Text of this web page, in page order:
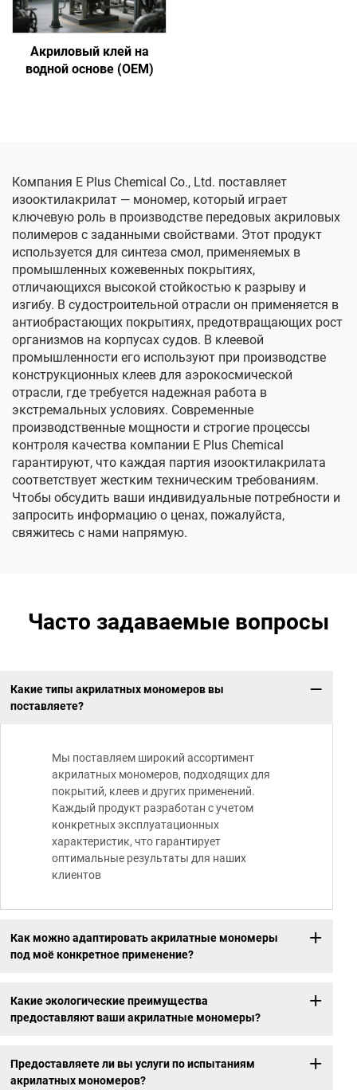
Акриловый клей на
водной основе (OEM)
Компания E Plus Chemical Co., Ltd. поставляет
изооктилакрилат — мономер, который играет
ключевую роль в производстве передовых акриловых
полимеров с заданными свойствами. Этот продукт
используется для синтеза смол, применяемых в
промышленных кожевенных покрытиях,
отличающихся высокой стойкостью к разрыву и
изгибу. В судостроительной отрасли он применяется в
антиобрастающих покрытиях, предотвращающих рост
организмов на корпусах судов. В клеевой
промышленности его используют при производстве
конструкционных клеев для аэрокосмической
отрасли, где требуется надежная работа в
экстремальных условиях. Современные
производственные мощности и строгие процессы
контроля качества компании E Plus Chemical
гарантируют, что каждая партия изооктилакрилата
соответствует жестким техническим требованиям.
Чтобы обсудить ваши индивидуальные потребности и
запросить информацию о ценах, пожалуйста,
свяжитесь с нами напрямую.
Часто задаваемые вопросы
Какие типы акрилатных мономеров вы
поставляете?
Мы поставляем широкий ассортимент
акрилатных мономеров, подходящих для
покрытий, клеев и других применений.
Каждый продукт разработан с учетом
конкретных эксплуатационных
характеристик, что гарантирует
оптимальные результаты для наших
клиентов
Как можно адаптировать акрилатные мономеры
под моё конкретное применение?
Какие экологические преимущества
предоставляют ваши акрилатные мономеры?
Предоставляете ли вы услуги по испытаниям
акрилатных мономеров?